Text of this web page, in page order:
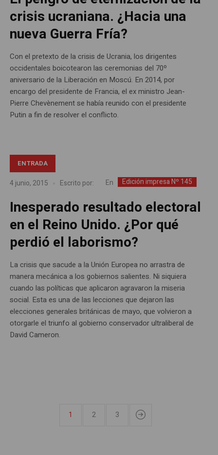
crisis ucraniana. ¿Hacia una
nueva Guerra Fría?
Con el pretexto de la crisis de Ucrania, los dirigentes
occidentales boicotearon las ceremonias del 70º
aniversario de la Liberación en Moscú. En 2014, por
encargo del presidente de Francia, el ex ministro Jean-
Pierre Chevènement se había reunido con el presidente
Putin a fin de resolver el conflicto.
ENTRADA
4 junio, 2015 Escrito por: En Edición impresa Nº 145
Inesperado resultado electoral
en el Reino Unido. ¿Por qué
perdió el laborismo?
La crisis que sacude a la Unión Europea no arrastra de
manera mecánica a los gobiernos salientes. Ni siquiera
cuando las políticas que aplicaron agravaron la miseria
social. Esta es una de las lecciones que dejaron las
elecciones generales británicas de mayo, que volvieron a
otorgarle el triunfo al gobierno conservador ultraliberal de
David Cameron.
1 2 3